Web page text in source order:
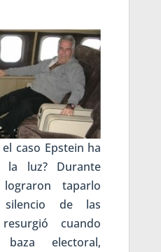
el caso Epstein ha
la luz? Durante
taparlo
de las
cuando
electoral,